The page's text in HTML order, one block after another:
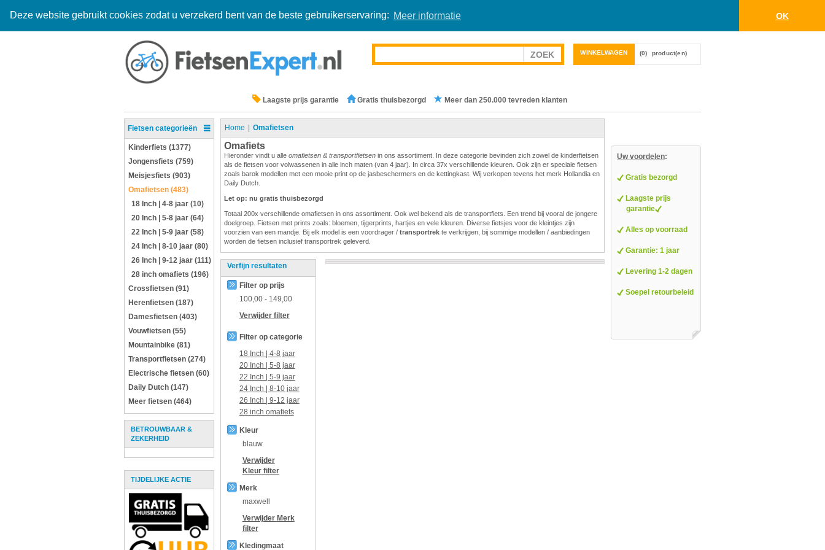
Deze website gebruikt cookies zodat u verzekerd bent van de beste gebruikerservaring: Meer informatie OK
WINKELWAGEN (0) product(en)
Laagste prijs garantie Gratis thuisbezorgd Meer dan 250.000 tevreden klanten
Fietsen categorieën
Kinderfiets (1377)
Jongensfiets (759)
Meisjesfiets (903)
Omafietsen (483)
18 Inch | 4-8 jaar (10)
20 Inch | 5-8 jaar (64)
22 Inch | 5-9 jaar (58)
24 Inch | 8-10 jaar (80)
26 Inch | 9-12 jaar (111)
28 inch omafiets (196)
Crossfietsen (91)
Herenfietsen (187)
Damesfietsen (403)
Vouwfietsen (55)
Mountainbike (81)
Transportfietsen (274)
Electrische fietsen (60)
Daily Dutch (147)
Meer fietsen (464)
BETROUWBAAR &
ZEKERHEID
TIJDELIJKE ACTIE
Home Omafietsen
Omafiets
Hieronder vindt u alle omafietsen & transportfietsen in ons assortiment. In deze categorie bevinden zich zowel de kinderfietsen
als de fietsen voor volwassenen in alle inch maten (van 4 jaar). In circa 37x verschillende kleuren. Ook zijn er speciale fietsen
zoals barok modellen met een mooie print op de jasbeschermers en de kettingkast. Wij verkopen tevens het merk Hollandia en
Daily Dutch.
Let op: nu gratis thuisbezorgd
Totaal 200x verschillende omafietsen in ons assortiment. Ook wel bekend als de transportfiets. Een trend bij vooral de jongere
doelgroep. Fietsen met prints zoals: bloemen, tijgerprints, hartjes en vele kleuren. Diverse fietsjes voor de kleintjes zijn
voorzien van een mandje. Bij elk model is een voordrager / transportrek te verkrijgen, bij sommige modellen / aanbiedingen
worden de fietsen inclusief transportrek geleverd.
Verfijn resultaten
Filter op prijs
100,00- 149,00
Verwijder filter
Filter op categorie
18 Inch | 4-8 jaar
20 Inch | 5-8 jaar
22 Inch | 5-9 jaar
24 Inch | 8-10 jaar
26 Inch | 9-12 jaar
28 inch omafiets
Kleur
blauw
Verwijder
Kleurfilter
Merk
maxwell
Verwijder Merk
filter
Kledingmaat
Uw voordelen:
Gratis bezorgd
Laagste prijs
garantie
Alles op voorraad
Garantie: 1 jaar
Levering 1-2 dagen
Soepel retourbeleid